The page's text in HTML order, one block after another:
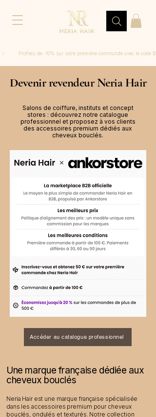
✨         Profitez de -10% sur votre première commande avec le code
Devenir revendeur Neria Hair
Salons de coiffure, instituts et concept
stores : découvrez notre catalogue
professionnel et proposez à vos clients
des accessoires premium dédiés aux
cheveux bouclés.
Accéder au catalogue professionnel
Une marque française dédiée aux
cheveux bouclés
Neria Hair est une marque française spécialisée
dans les accessoires premium pour cheveux
bouclés, ondulés et texturés. Notre collection